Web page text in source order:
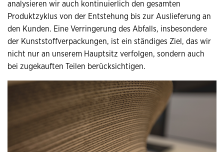
analysieren wir auch kontinuierlich den gesamten
Produktzyklus von der Entstehung bis zur Auslieferung an
den Kunden. Eine Verringerung des Abfalls, insbesondere
der Kunststoffverpackungen, ist ein ständiges Ziel, das wir
nicht nur an unserem Hauptsitz verfolgen, sondern auch
bei zugekauften Teilen berücksichtigen.